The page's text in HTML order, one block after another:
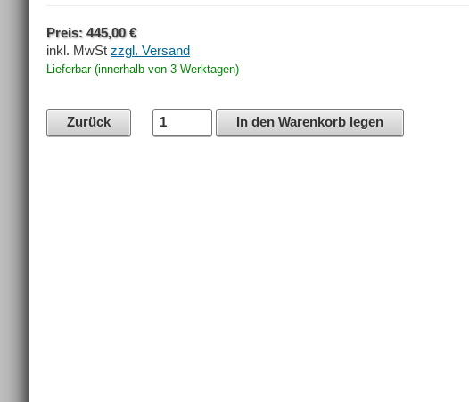
Preis: 445,00 €
inkl. MwSt zzgl. Versand
Lieferbar (innerhalb von 3 Werktagen)
Zurück In den Warenkorb legen